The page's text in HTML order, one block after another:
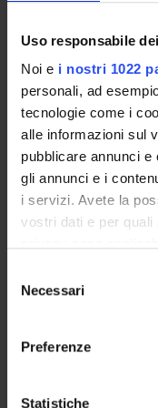
Uso responsabile
Noi e i nostri 1022
personali, ad
tecnologie come i
alle informazioni sul
pubblicare annunci
gli annunci e i
i servizi. Avete la
vostri dati e per
modificare o
momento dalla
raccogliere
delNecessari
Preferenze
Statistiche
Academic Calendar
Degree Programme
Exam calendar
Notices
Thesis and
Governing bodies
Faculty staff
STUDYING
People